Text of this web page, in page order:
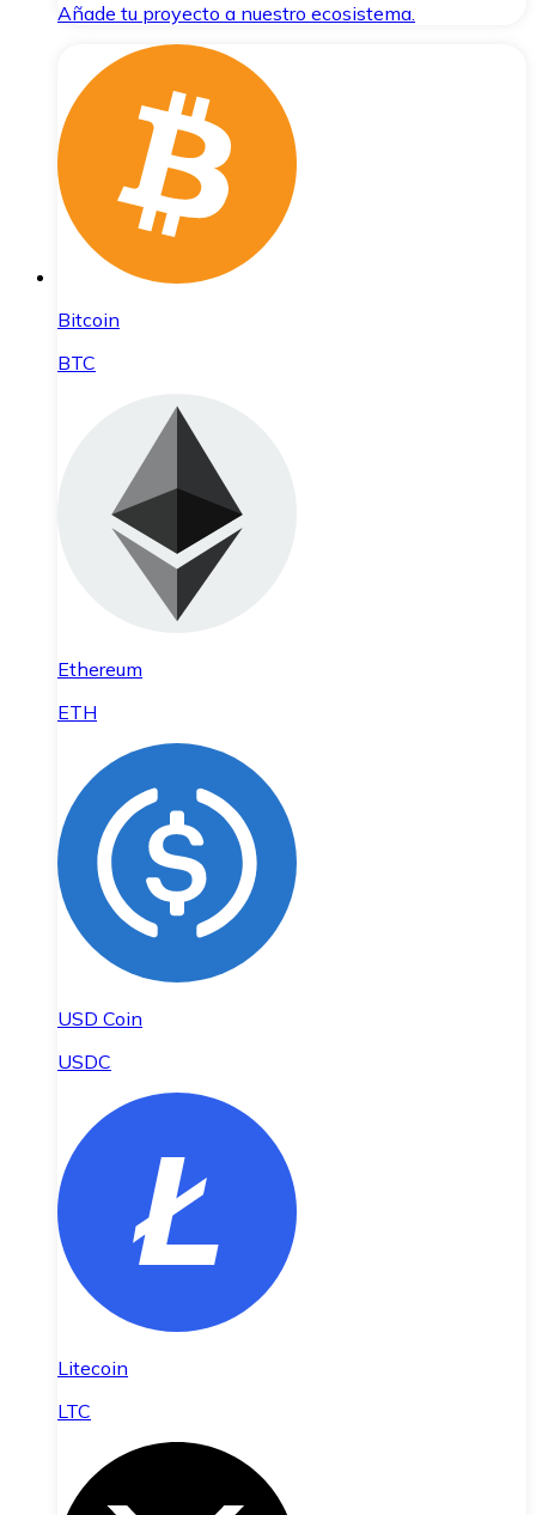
Añade tu proyecto a nuestro ecosistema.
Bitcoin
BTC
Ethereum
ETH
USD Coin
USDC
Litecoin
LTC